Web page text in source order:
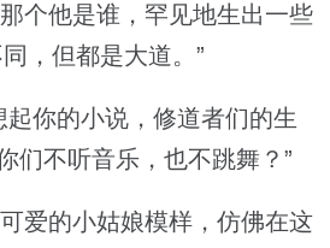
个他是谁，罕见地生出一些
，但都是大道。”
你的小说，修道者们的生
们不听音乐，也不跳舞？”
爱的小姑娘模样，仿佛在这